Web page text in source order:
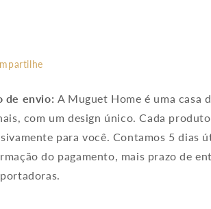
de envio: A Muguet Home é uma casa
com um design único. Cada
para você. Contamos 5 dias
do pagamento, mais prazo de